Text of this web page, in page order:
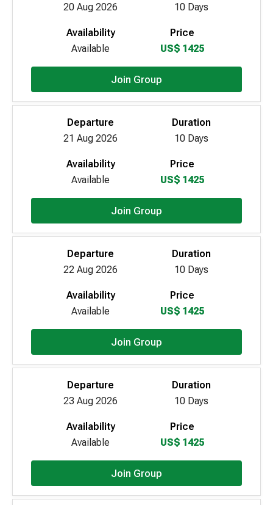
20 Aug 2026
10 Days
Availability
Available
Price
US$ 1425
Join Group
Departure
21 Aug 2026
Duration
10 Days
Availability
Available
Price
US$ 1425
Join Group
Departure
22 Aug 2026
Duration
10 Days
Availability
Available
Price
US$ 1425
Join Group
Departure
23 Aug 2026
Duration
10 Days
Availability
Available
Price
US$ 1425
Join Group